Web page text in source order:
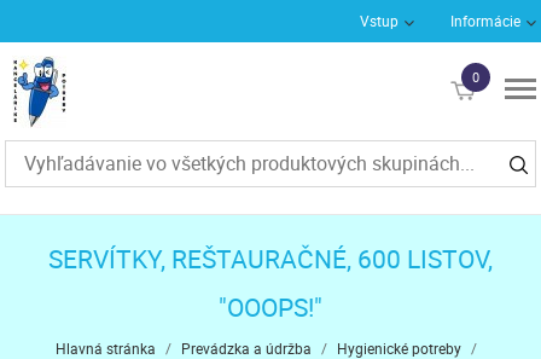
Vstup Informácie
0
€0
SERVÍTKY, REŠTAURAČNÉ, 600 LISTOV,
"OOOPS!"
Hlavná stránka / Prevádzka a údržba / Hygienické potreby /